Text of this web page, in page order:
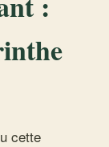
cette